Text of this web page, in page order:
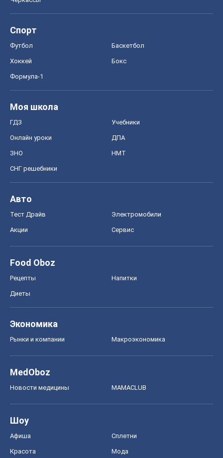
Спорт
Футбол Баскетбол
Хоккей Бокс
Формула-1
Моя школа
ГДЗ Учебники
Онлайн уроки ДПА
ЗНО НМТ
СНГ решебники
Авто
Тест Драйв Электромобили
Акции Сервис
Food Oboz
Рецепты Напитки
Диеты
Экономика
Рынки и компании Mакроэкономика
MedOboz
Новости медицины MAMACLUB
Шоу
Афиша Сплетни
Красота Мода